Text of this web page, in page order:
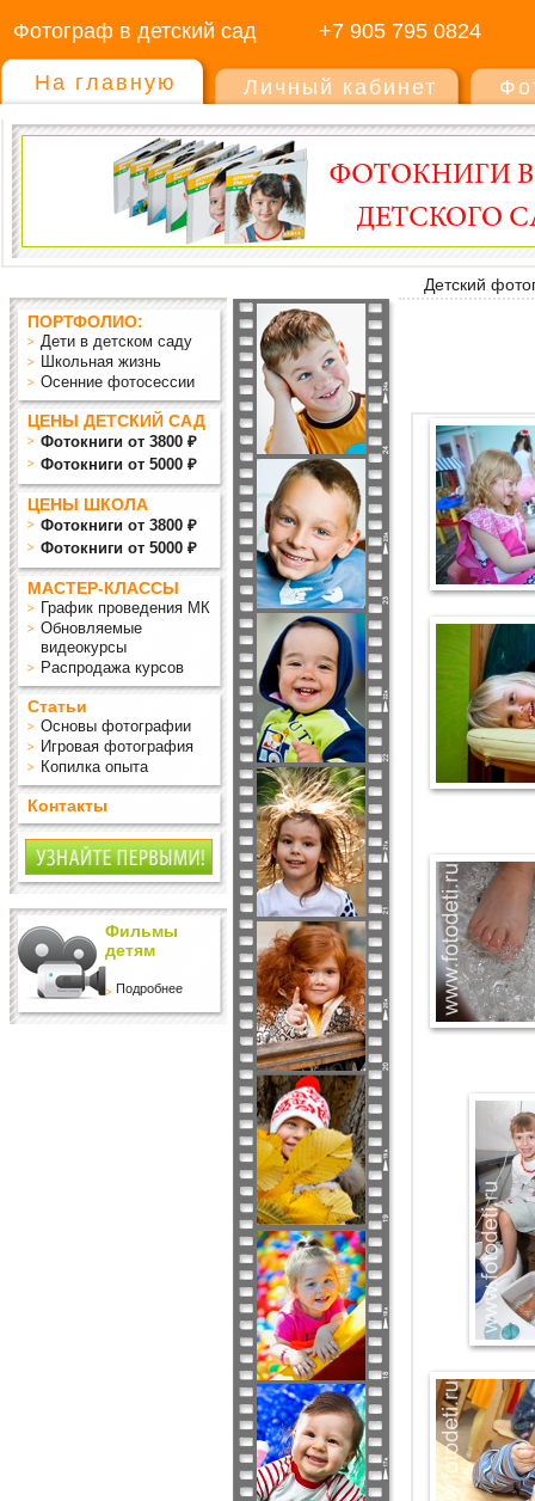
Фотограф в детский сад +7 905 795 0824
На главную Личный кабинет
Детский
ПОРТФОЛИО:
Дети в детском саду
Школьная жизнь
Осенние фотосессии
ЦЕНЫ ДЕТСКИЙ САД
Фотокниги от 3800 ₽
Фотокниги от 5000 ₽
ЦЕНЫ ШКОЛА
Фотокниги от 3800 ₽
Фотокниги от 5000 ₽
МАСТЕР-КЛАССЫ
График проведения МК
Обновляемые
видеокурсы
Распродажа курсов
Статьи
Основы фотографии
Игровая фотография
Копилка опыта
Контакты
Фильмы
детям
Подробнее